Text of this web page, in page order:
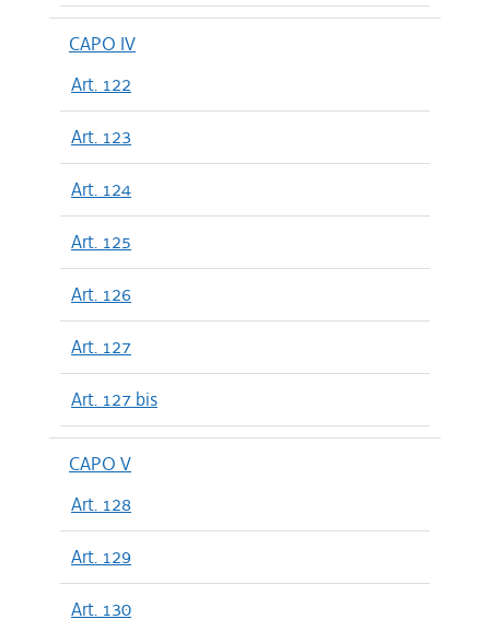
CAPO IV
Art. 122
Art. 123
Art. 124
Art. 125
Art. 126
Art. 127
Art. 127 bis
CAPO V
Art. 128
Art. 129
Art. 130